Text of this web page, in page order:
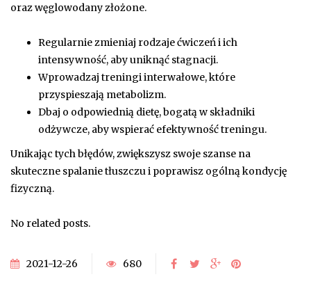
oraz węglowodany złożone.
Regularnie zmieniaj rodzaje ćwiczeń i ich
intensywność, aby uniknąć stagnacji.
Wprowadzaj treningi interwałowe, które
przyspieszają metabolizm.
Dbaj o odpowiednią dietę, bogatą w składniki
odżywcze, aby wspierać efektywność treningu.
Unikając tych błędów, zwiększysz swoje szanse na
skuteczne spalanie tłuszczu i poprawisz ogólną kondycję
fizyczną.
No related posts.
2021-12-26 680